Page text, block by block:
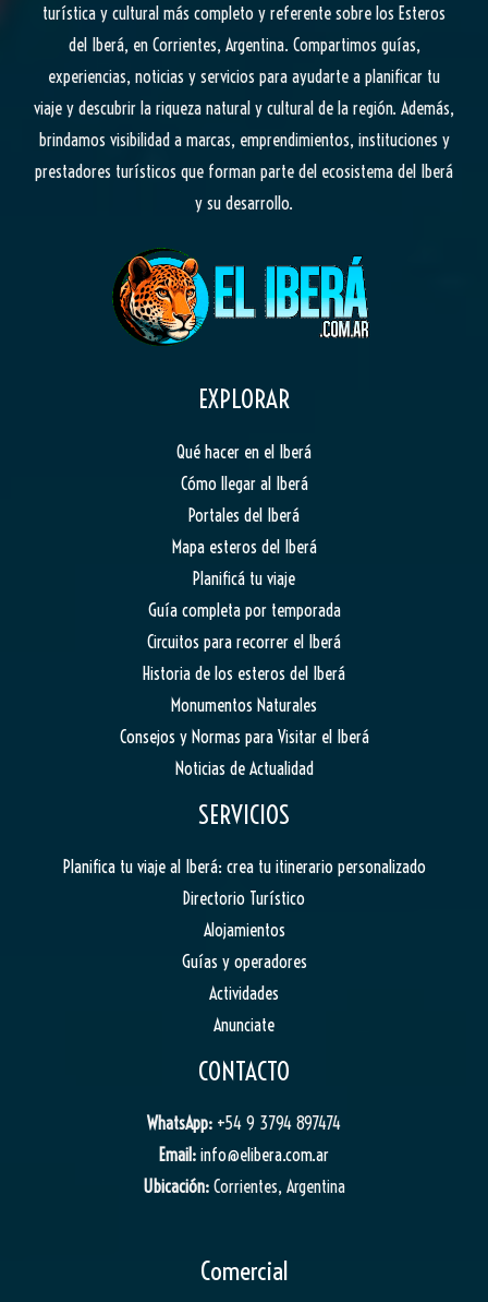
turística y cultural más completo y referente sobre los Esteros
del Iberá, en Corrientes, Argentina. Compartimos guías,
experiencias, noticias y servicios para ayudarte a planificar tu
viaje y descubrir la riqueza natural y cultural de la región. Además,
brindamos visibilidad a marcas, emprendimientos, instituciones y
prestadores turísticos que forman parte del ecosistema del Iberá
y su desarrollo.
EXPLORAR
Qué hacer en el Iberá
Cómo llegar al Iberá
Portales del Iberá
Mapa esteros del Iberá
Planificá tu viaje
Guía completa por temporada
Circuitos para recorrer el Iberá
Historia de los esteros del Iberá
Monumentos Naturales
Consejos y Normas para Visitar el Iberá
Noticias de Actualidad
SERVICIOS
Planifica tu viaje al Iberá: crea tu itinerario personalizado
Directorio Turístico
Alojamientos
Guías y operadores
Actividades
Anunciate
CONTACTO
WhatsApp: +54 9 3794 897474
Email: info@elibera.com.ar
Ubicación: Corrientes, Argentina
Comercial